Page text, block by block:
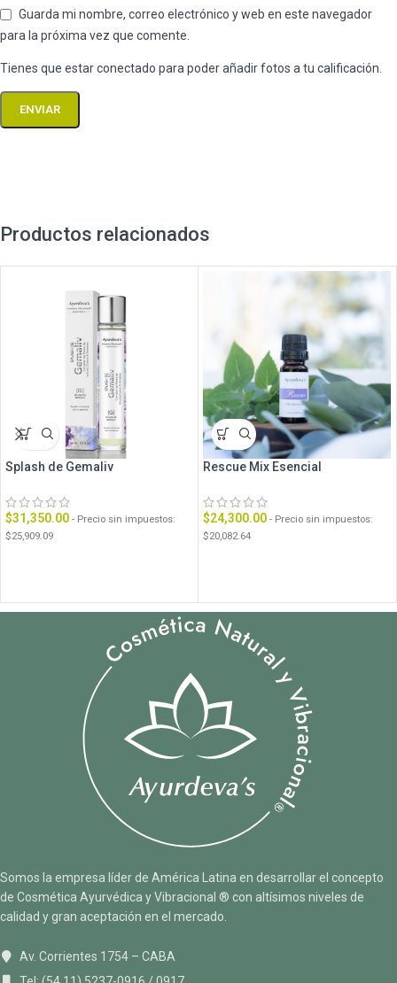
Guarda mi nombre, correo electrónico y web en este navegador
para la próxima vez que comente.
Tienes que estar conectado para poder añadir fotos a tu calificación.
Productos relacionados
Splash de Gemaliv
$31,350.00 - Precio sin impuestos:
$25,909.09
Rescue Mix Esencial
$24,300.00 - Precio sin impuestos:
$20,082.64
Somos la empresa líder de América Latina en desarrollar el concepto
de Cosmética Ayurvédica y Vibracional ® con altísimos niveles de
calidad y gran aceptación en el mercado.
Av. Corrientes 1754 – CABA